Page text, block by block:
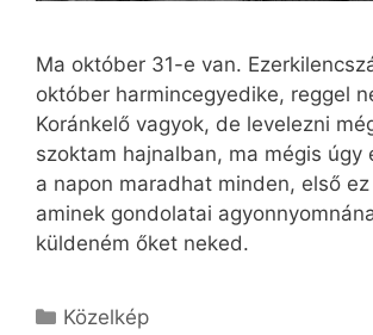
Ma október 31-e van.
október harmincegyedike, reggel
Koránkelő vagyok, de levelezni
szoktam hajnalban, ma mégis úgy
a napon maradhat minden, első
aminek gondolatai
küldeném őket neked.
Kategória
Közelkép